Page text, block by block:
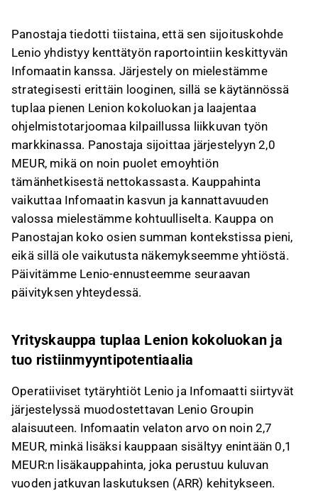
on noin puolet sen nettokassasta, ja
kauppahinta on kohtuullinen Infomaatin kasvun
ja kannattavuuden valossa.
Infomaatin velaton arvo on noin 2,7 MEUR, ja
yhdistymisen myötä Lenio Groupin pro forma -
liikevaihto ja ARR nousevat noin 1,7 MEUR:oon
vuoden 2025 lopun luvuilla.
Infomaatin perustajan ja avainhenkilöiden
sijoitus uuteen yhtiöön sitouttaa heidät
kasvutarinaan, mikä on tärkeää
henkilöriippuvaisissa ohjelmistoyhtiöissä.
Tämä sisältö on tekoälyn tuottamaa. Anna siihen
liittyvää palautetta Inderesin
Panostaja tiedotti tiistaina, että sen sijoituskohde
Lenio yhdistyy kenttätyön raportointiin keskittyvän
Infomaatin kanssa. Järjestely on mielestämme
strategisesti erittäin looginen, sillä se käytännössä
tuplaa pienen Lenion kokoluokan ja laajentaa
ohjelmistotarjoomaa kilpaillussa liikkuvan työn
markkinassa. Panostaja sijoittaa järjestelyyn 2,0
MEUR, mikä on noin puolet emoyhtiön
tämänhetkisestä nettokassasta. Kauppahinta
vaikuttaa Infomaatin kasvun ja kannattavuuden
valossa mielestämme kohtuulliselta. Kauppa on
Panostajan koko osien summan kontekstissa pieni,
eikä sillä ole vaikutusta näkemykseemme yhtiöstä.
Päivitämme Lenio-ennusteemme seuraavan
päivityksen yhteydessä.
Yrityskauppa tuplaa Lenion kokoluokan ja
tuo ristiinmyyntipotentiaalia
Operatiiviset tytäryhtiöt Lenio ja Infomaatti siirtyvät
järjestelyssä muodostettavan Lenio Groupin
alaisuuteen. Infomaatin velaton arvo on noin 2,7
MEUR, minkä lisäksi kauppaan sisältyy enintään 0,1
MEUR:n lisäkauppahinta, joka perustuu kuluvan
vuoden jatkuvan laskutuksen (ARR) kehitykseen.